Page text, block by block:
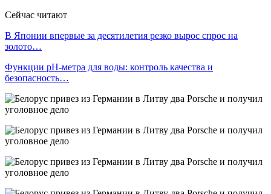
Сейчас читают
В Японии впервые за десятилетия резко вырос спрос на
золото…
Функции pH-метра для воды: контроль качества и
безопасность…